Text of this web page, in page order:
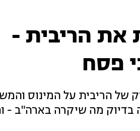
את הריבית -
פסח
של הריבית על המינוס
בדיוק מה שיקרה בארה"ב -